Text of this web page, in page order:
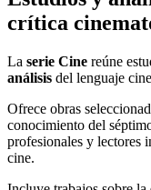
crítica
La serie Cine reúne
análisis del lenguaje
Ofrece obras
conocimiento del
profesionales y lectores
cine.